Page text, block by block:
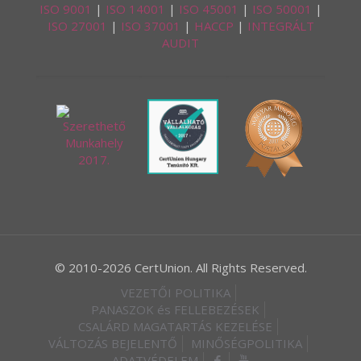
ISO 9001 | ISO 14001 | ISO 45001 | ISO 50001 |
ISO 27001 | ISO 37001 | HACCP | INTEGRÁLT
AUDIT
© 2010-2026 CertUnion. All Rights Reserved.
VEZETŐI POLITIKA
PANASZOK és FELLEBEZÉSEK
CSALÁRD MAGATARTÁS KEZELÉSE
VÁLTOZÁS BEJELENTŐ
MINŐSÉGPOLITIKA